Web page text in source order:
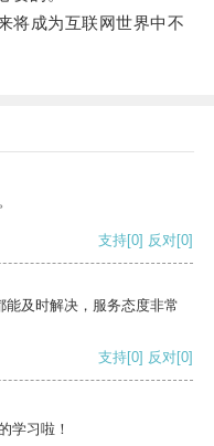
成为互联网世界中不
支持[0] 反对[0]
及时解决，服务态度非常
支持[0] 反对[0]
学习啦！